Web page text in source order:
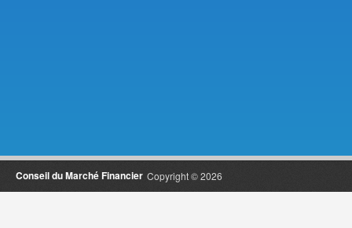
Copyright © 2026
Conseil du Marché Financier